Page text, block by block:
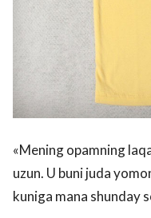
«Mening opamning
uzun. U buni juda
kuniga mana shunday